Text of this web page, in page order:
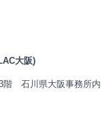
大阪)
階 石川県大阪事務所内